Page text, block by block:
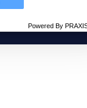
Powered By